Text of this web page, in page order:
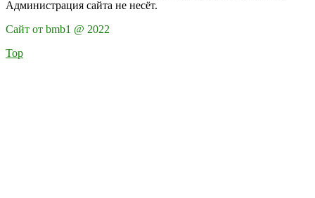
Администрация сайта не несёт.
Сайт от bmb1 @ 2022
Top